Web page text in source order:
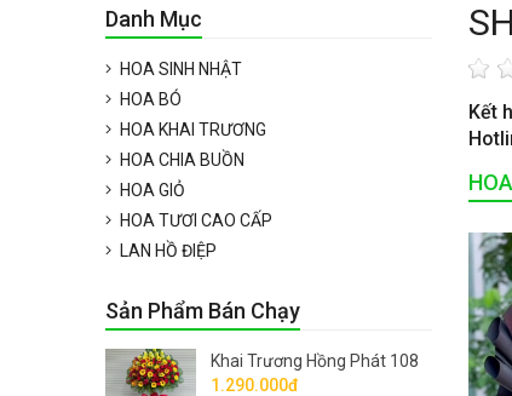
Kết
Danh Mục
HOA SINH NHẬT
HOA BÓ
HOA KHAI TRƯƠNG
HOA CHIA BUỒN
HOA GIỎ
HOA TƯƠI CAO CẤP
LAN HỒ ĐIỆP
Sản Phẩm Bán Chạy
Khai Trương Hồng Phát 108
1.290.000đ